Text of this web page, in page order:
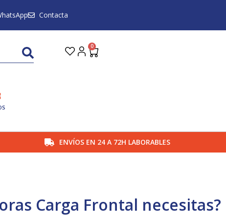
Contacta
0
Carrito
ENVÍOS EN 24 A 72H LABORABLES
Carga Frontal necesitas?